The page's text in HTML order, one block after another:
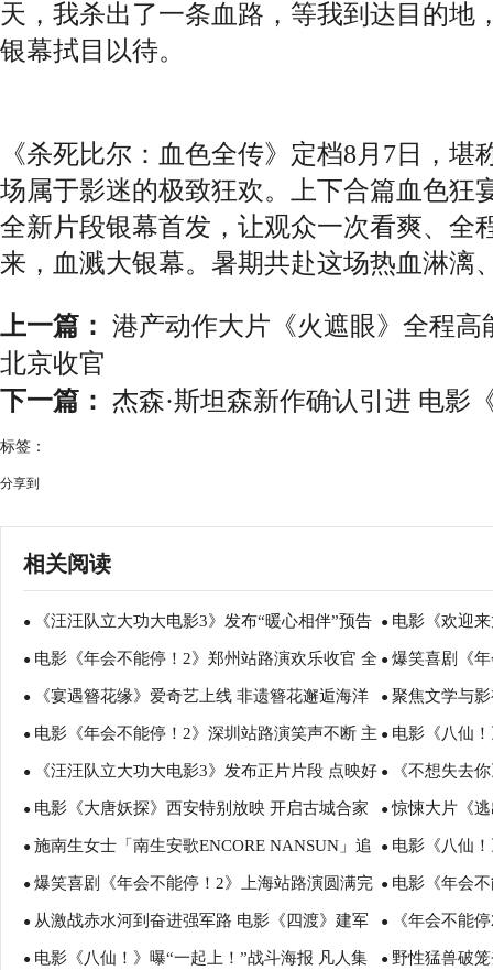
天，我杀出了一条血路，等我到达目的地
银幕拭目以待。
《杀死比尔：血色全传》定档8月7日，
场属于影迷的极致狂欢。上下合篇血色狂
全新片段银幕首发，让观众一次看爽、全
来，血溅大银幕。暑期共赴这场热血淋漓
上一篇： 港产动作大片《火遮眼》全程
北京收官
下一篇： 杰森·斯坦森新作确认引进 电影
标签：
分享到
相关阅读
● 《汪汪队立大功大电影3》发布“暖心相伴”预告
暑假亲子观影首选
● 电影《欢迎
蒋奇明带中餐
● 电影《年会不能停！2》郑州站路演欢乐收官 全
场爆笑不停共鸣不止
● 爆笑喜剧《
行 张若昀白客
● 《宴遇簪花缘》爱奇艺上线 非遗簪花邂逅海洋
美食
● 聚焦文学与
月报影视改编
● 电影《年会不能停！2》深圳站路演笑声不断 主
创解读分享更多幕后创作
● 电影《八仙
互赠“东北特色
● 《汪汪队立大功大电影3》发布正片片段 点映好
评如潮线下人气爆棚
● 《不想失去
凡生活里的光
● 电影《大唐妖探》西安特别放映 开启古城合家
欢奇幻冒险！
●惊悚大片《
步步紧逼压迫
● 施南生女士「南生安歌ENCORE NANSUN」追
思会今早举行
● 电影《八仙
创收获“粤”式
● 爆笑喜剧《年会不能停！2》上海站路演圆满完
成 花式整活走心互动有笑有料
● 电影《年会
演抽象整活不
● 从激战赤水河到奋进强军路 电影《四渡》建军
99周年之际感动观众
● 《年会不能
客大鹏田雨笑
● 电影《八仙！》曝“一起上！”战斗海报 凡人集 ● 野性猛兽破